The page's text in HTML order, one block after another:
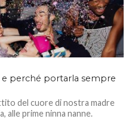
e perché portarla sempre
del cuore di nostra madre
alle prime ninna nanne.